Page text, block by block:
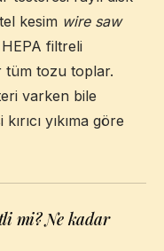
kesim wire saw
filtreli
tüm tozu toplar.
varken bile
yıkıma göre
mi? Ne kadar